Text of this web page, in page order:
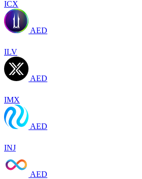
ICX
AED
ILV
AED
IMX
AED
INJ
AED